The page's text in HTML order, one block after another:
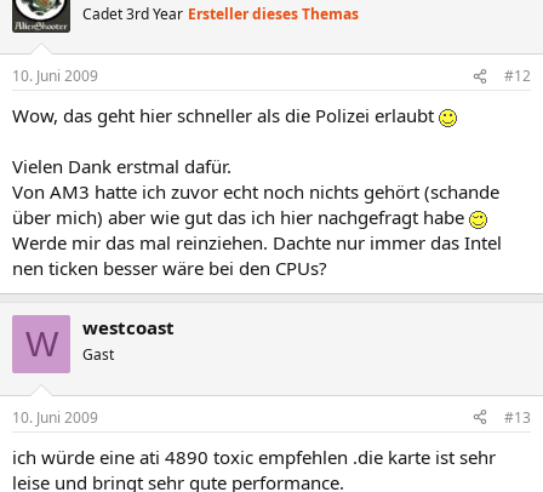
Cadet 3rd Year Ersteller dieses Themas
10. Juni 2009 #12
Wow, das geht hier schneller als die Polizei erlaubt
Vielen Dank erstmal dafür.
Von AM3 hatte ich zuvor echt noch nichts gehört (schande
über mich) aber wie gut das ich hier nachgefragt habe
Werde mir das mal reinziehen. Dachte nur immer das Intel
nen ticken besser wäre bei den CPUs?
W westcoast
Gast
10. Juni 2009 #13
ich würde eine ati 4890 toxic empfehlen .die karte ist sehr
leise und bringt sehr gute performance.